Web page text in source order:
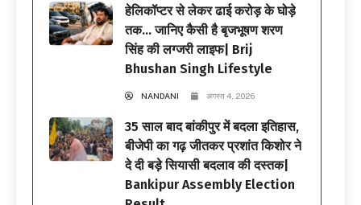
हेलिकॉप्टर से लेकर ढाई करोड़ के घोड़े
तक… जानिए कैसी है बृजभूषण शरण
सिंह की लग्जरी लाइफ| Brij
Bhushan Singh Lifestyle
NANDANI अगस्त 4, 2026
35 साल बाद बांकीपुर में बदला इतिहास,
बीजेपी का गढ़ जीतकर प्रशांत किशोर ने
दे दी बड़े सियासी बदलाव की दस्तक|
Bankipur Assembly Election